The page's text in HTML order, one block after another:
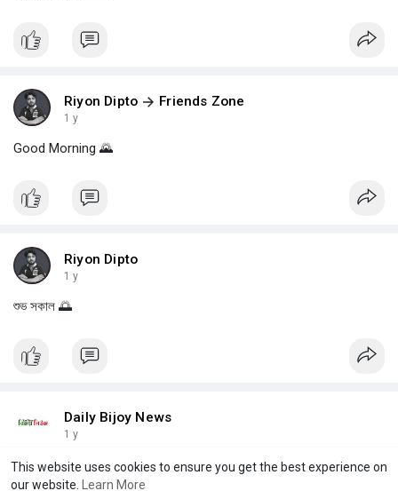
This website uses cookies to ensure you get the best experience on
our website.
Learn More
Riyon Dipto Friends Zone
1 y
Good Morning 🌄
Riyon Dipto
1 y
শুভ সকাল 🌅
Daily Bijoy News
1 y
মুগ্ধ তোমার গুণে - প্রভাষক এস এম মনিরুজ্জামান আকাশ